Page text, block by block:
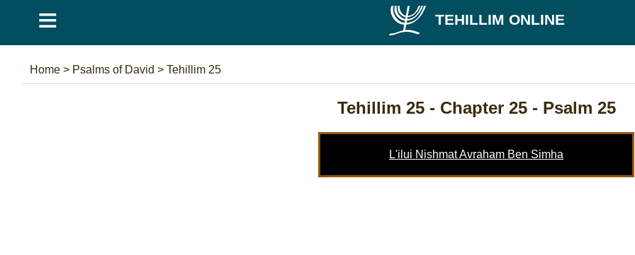
≡ TEHILLIM ONLINE
Home > Psalms of David > Tehillim 25
Tehillim 25- Chapter 25 - Psalm 25
L'ilui Nishmat Avraham Ben Simha